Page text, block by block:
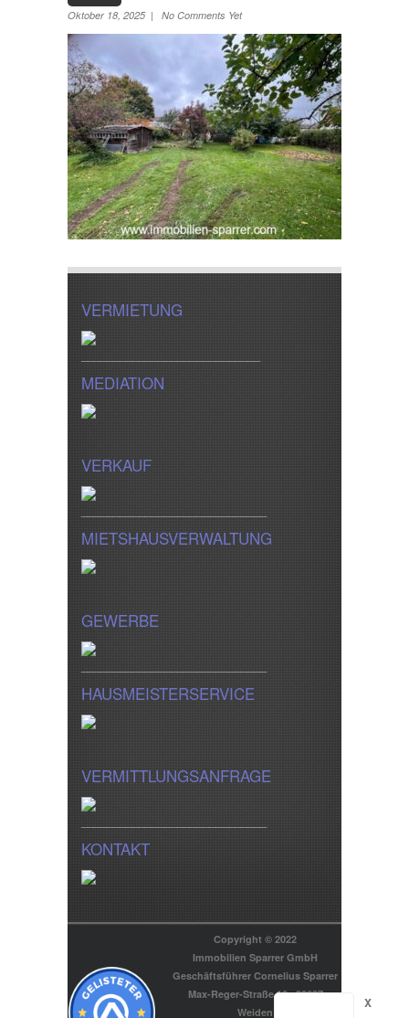
Oktober 18, 2025 | No Comments Yet
VERMIETUNG
____________________________
MEDIATION
VERKAUF
_____________________________
MIETSHAUSVERWALTUNG
GEWERBE
_____________________________
HAUSMEISTERSERVICE
VERMITTLUNGSANFRAGE
_____________________________
KONTAKT
Copyright © 2022
Immobilien Sparrer GmbH
Geschäftsführer Cornelius Sparrer
Max-Reger-Straße 16 . 92637
Weiden
X